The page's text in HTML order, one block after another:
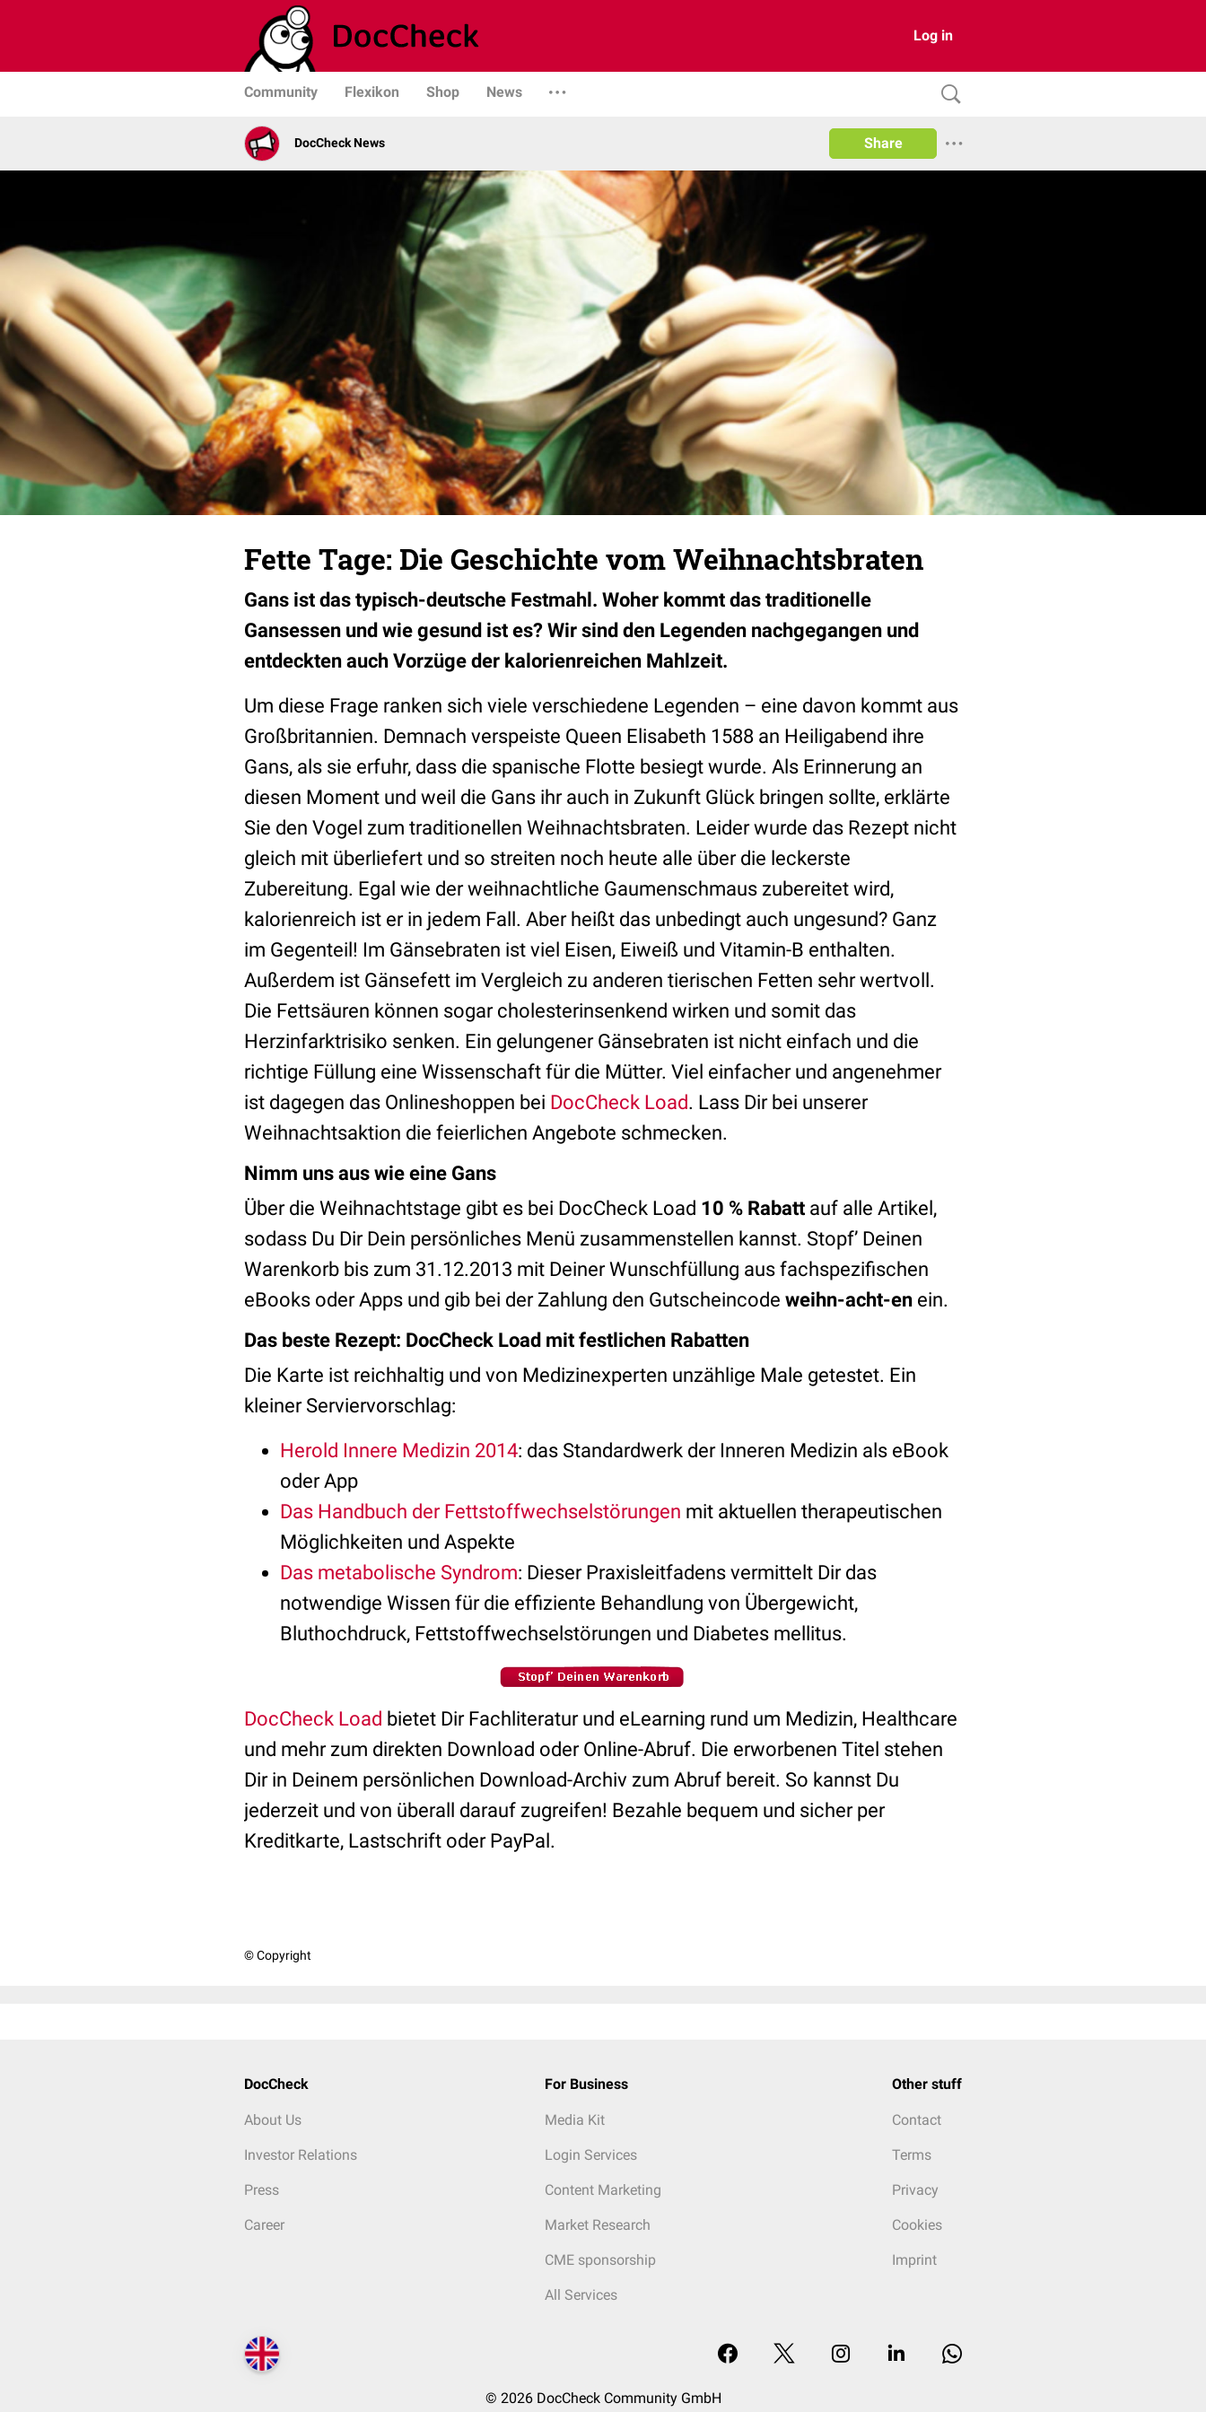
Log in
Community Flexikon Shop News
DocCheck News Share
Fette Tage: Die Geschichte vom Weihnachtsbraten
Gans ist das typisch-deutsche Festmahl. Woher kommt das traditionelle
Gansessen und wie gesund ist es? Wir sind den Legenden nachgegangen und
entdeckten auch Vorzüge der kalorienreichen Mahlzeit.
Um diese Frage ranken sich viele verschiedene Legenden – eine davon kommt aus
Großbritannien. Demnach verspeiste Queen Elisabeth 1588 an Heiligabend ihre
Gans, als sie erfuhr, dass die spanische Flotte besiegt wurde. Als Erinnerung an
diesen Moment und weil die Gans ihr auch in Zukunft Glück bringen sollte, erklärte
Sie den Vogel zum traditionellen Weihnachtsbraten. Leider wurde das Rezept nicht
gleich mit überliefert und so streiten noch heute alle über die leckerste
Zubereitung. Egal wie der weihnachtliche Gaumenschmaus zubereitet wird,
kalorienreich ist er in jedem Fall. Aber heißt das unbedingt auch ungesund? Ganz
im Gegenteil! Im Gänsebraten ist viel Eisen, Eiweiß und Vitamin-B enthalten.
Außerdem ist Gänsefett im Vergleich zu anderen tierischen Fetten sehr wertvoll.
Die Fettsäuren können sogar cholesterinsenkend wirken und somit das
Herzinfarktrisiko senken. Ein gelungener Gänsebraten ist nicht einfach und die
richtige Füllung eine Wissenschaft für die Mütter. Viel einfacher und angenehmer
ist dagegen das Onlineshoppen bei DocCheck Load. Lass Dir bei unserer
Weihnachtsaktion die feierlichen Angebote schmecken.
Nimm uns aus wie eine Gans
Über die Weihnachtstage gibt es bei DocCheck Load 10 % Rabatt auf alle Artikel,
sodass Du Dir Dein persönliches Menü zusammenstellen kannst. Stopf’ Deinen
Warenkorb bis zum 31.12.2013 mit Deiner Wunschfüllung aus fachspezifischen
eBooks oder Apps und gib bei der Zahlung den Gutscheincode weihn-acht-en ein.
Das beste Rezept: DocCheck Load mit festlichen Rabatten
Die Karte ist reichhaltig und von Medizinexperten unzählige Male getestet. Ein
kleiner Serviervorschlag:
Herold Innere Medizin 2014: das Standardwerk der Inneren Medizin als eBook
oder App
Das Handbuch der Fettstoffwechselstörungen mit aktuellen therapeutischen
Möglichkeiten und Aspekte
Das metabolische Syndrom: Dieser Praxisleitfadens vermittelt Dir das
notwendige Wissen für die effiziente Behandlung von Übergewicht,
Bluthochdruck, Fettstoffwechselstörungen und Diabetes mellitus.
DocCheck Load bietet Dir Fachliteratur und eLearning rund um Medizin, Healthcare
und mehr zum direkten Download oder Online-Abruf. Die erworbenen Titel stehen
Dir in Deinem persönlichen Download-Archiv zum Abruf bereit. So kannst Du
jederzeit und von überall darauf zugreifen! Bezahle bequem und sicher per
Kreditkarte, Lastschrift oder PayPal.
© Copyright
DocCheck
About Us
Investor Relations
Press
Career
For Business
Media Kit
Login Services
Content Marketing
Market Research
CME sponsorship
All Services
Other stuff
Contact
Terms
Privacy
Cookies
Imprint
© 2026 DocCheck Community GmbH